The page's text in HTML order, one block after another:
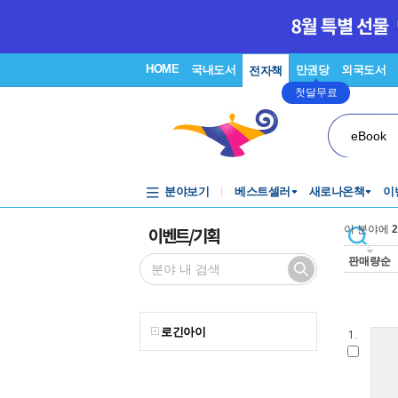
HOME 국내도서 전자책 만권당
첫달무료
외국도서
eBook
분야보기 베스트셀러 새로나온책 이
이벤트/기획
로긴아이
이 분야에 2
판매량순
1.